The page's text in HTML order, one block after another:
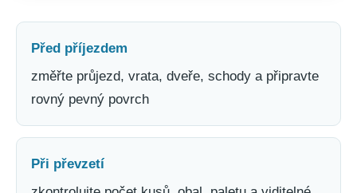
Před příjezdem
změřte průjezd, vrata, dveře, schody a připravte
rovný pevný povrch
Při převzetí